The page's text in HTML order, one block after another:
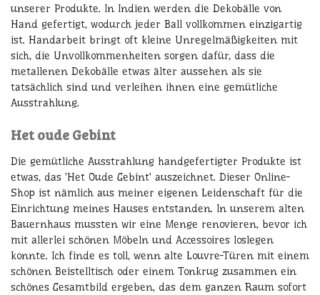
unserer Produkte. In Indien werden die Dekobälle von
Hand gefertigt, wodurch jeder Ball vollkommen einzigartig
ist. Handarbeit bringt oft kleine Unregelmäßigkeiten mit
sich, die Unvollkommenheiten sorgen dafür, dass die
metallenen Dekobälle etwas älter aussehen als sie
tatsächlich sind und verleihen ihnen eine gemütliche
Ausstrahlung.
Het oude Gebint
Die gemütliche Ausstrahlung handgefertigter Produkte ist
etwas, das 'Het Oude Gebint' auszeichnet. Dieser Online-
Shop ist nämlich aus meiner eigenen Leidenschaft für die
Einrichtung meines Hauses entstanden. In unserem alten
Bauernhaus mussten wir eine Menge renovieren, bevor ich
mit allerlei schönen Möbeln und Accessoires loslegen
konnte. Ich finde es toll, wenn alte Louvre-Türen mit einem
schönen Beistelltisch oder einem Tonkrug zusammen ein
schönes Gesamtbild ergeben, das dem ganzen Raum sofort